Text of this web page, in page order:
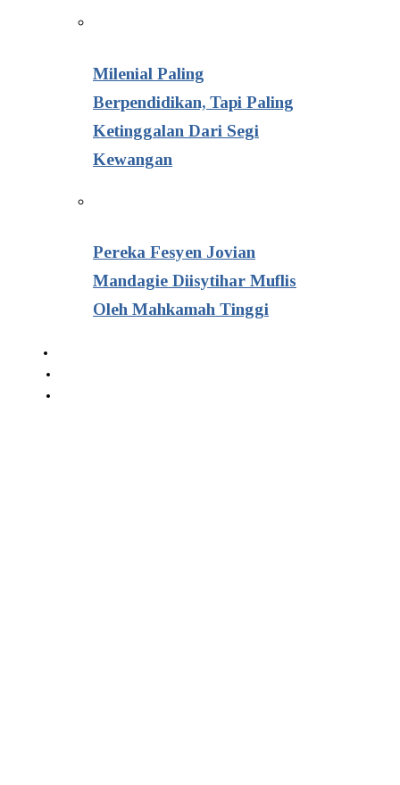
Milenial Paling
Berpendidikan, Tapi Paling
Ketinggalan Dari Segi
Kewangan
Pereka Fesyen Jovian
Mandagie Diisytihar Muflis
Oleh Mahkamah Tinggi